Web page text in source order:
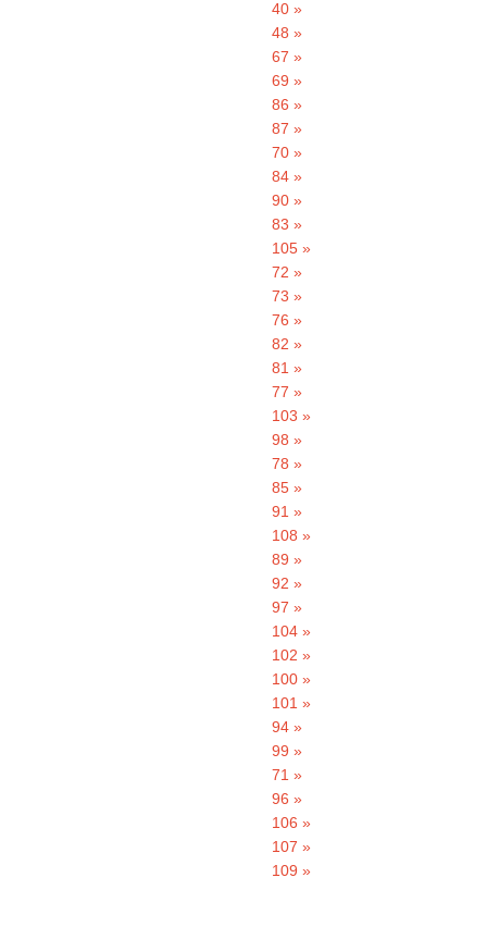
40 »
48 »
67 »
69 »
86 »
87 »
70 »
84 »
90 »
83 »
105 »
72 »
73 »
76 »
82 »
81 »
77 »
103 »
98 »
78 »
85 »
91 »
108 »
89 »
92 »
97 »
104 »
102 »
100 »
101 »
94 »
99 »
71 »
96 »
106 »
107 »
109 »